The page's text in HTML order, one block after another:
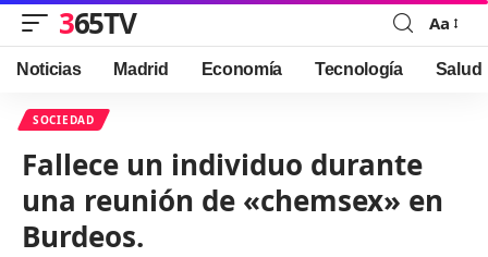
365TV
Font
Resizer
Aa
Noticias Madrid Economía Tecnología Salud
SOCIEDAD
Fallece un individuo durante
una reunión de «chemsex» en
Burdeos.